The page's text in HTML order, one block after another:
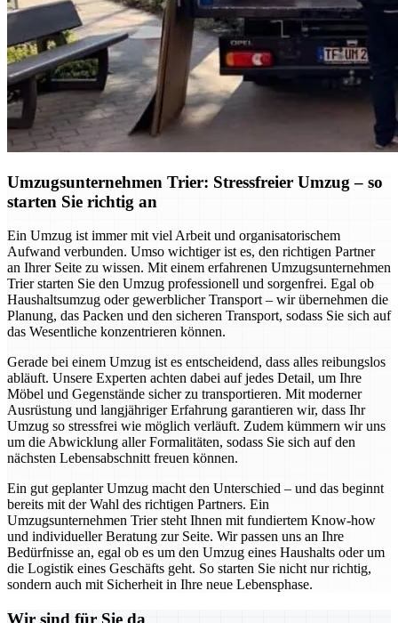
Umzugsunternehmen Trier: Stressfreier Umzug – so
starten Sie richtig an
Ein Umzug ist immer mit viel Arbeit und organisatorischem
Aufwand verbunden. Umso wichtiger ist es, den richtigen Partner
an Ihrer Seite zu wissen. Mit einem erfahrenen Umzugsunternehmen
Trier starten Sie den Umzug professionell und sorgenfrei. Egal ob
Haushaltsumzug oder gewerblicher Transport – wir übernehmen die
Planung, das Packen und den sicheren Transport, sodass Sie sich auf
das Wesentliche konzentrieren können.
Gerade bei einem Umzug ist es entscheidend, dass alles reibungslos
abläuft. Unsere Experten achten dabei auf jedes Detail, um Ihre
Möbel und Gegenstände sicher zu transportieren. Mit moderner
Ausrüstung und langjähriger Erfahrung garantieren wir, dass Ihr
Umzug so stressfrei wie möglich verläuft. Zudem kümmern wir uns
um die Abwicklung aller Formalitäten, sodass Sie sich auf den
nächsten Lebensabschnitt freuen können.
Ein gut geplanter Umzug macht den Unterschied – und das beginnt
bereits mit der Wahl des richtigen Partners. Ein
Umzugsunternehmen Trier steht Ihnen mit fundiertem Know-how
und individueller Beratung zur Seite. Wir passen uns an Ihre
Bedürfnisse an, egal ob es um den Umzug eines Haushalts oder um
die Logistik eines Geschäfts geht. So starten Sie nicht nur richtig,
sondern auch mit Sicherheit in Ihre neue Lebensphase.
Wir sind für Sie da